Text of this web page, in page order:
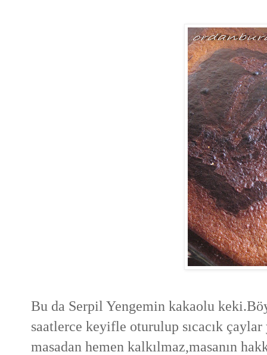
Bu da Serpil Yengemin kakaolu
saatlerce keyifle oturulup sıcacık
masadan hemen kalkılmaz,masanın